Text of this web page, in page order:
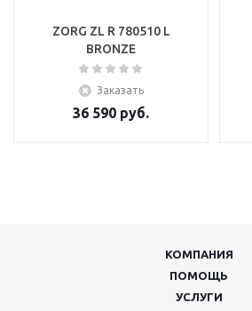
ZORG ZL R 780510 L
BRONZE
Заказать
36 590 руб.
КОМПАНИЯ
ПОМОЩЬ
УСЛУГИ